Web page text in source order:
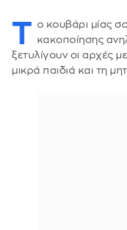
Τ ο κουβάρι μίας
κακοποίησης
ξετυλίγουν οι αρχές
μικρά παιδιά και τη